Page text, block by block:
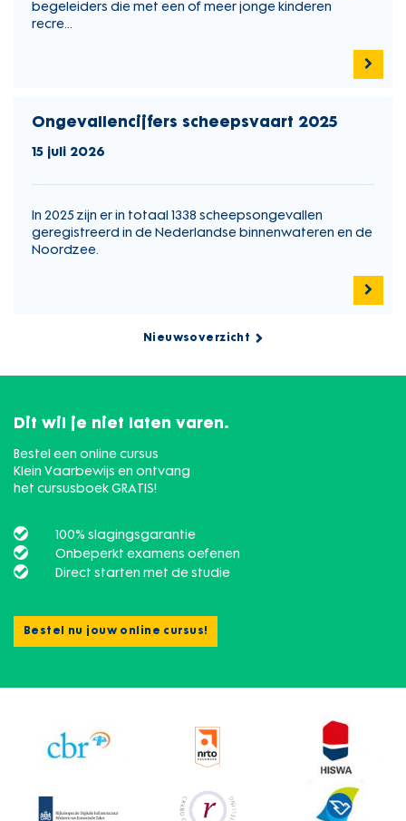
begeleiders die met een of meer jonge kinderen
recre...
Ongevallencijfers scheepsvaart 2025
15 juli 2026
In 2025 zijn er in totaal 1338 scheepsongevallen
geregistreerd in de Nederlandse binnenwateren en de
Noordzee.
Nieuwsoverzicht
Dit wil je niet laten varen.
Bestel een online cursus
Klein Vaarbewijs en ontvang
het cursusboek GRATIS!
100% slagingsgarantie
Onbeperkt examens oefenen
Direct starten met de studie
Bestel nu jouw online cursus!